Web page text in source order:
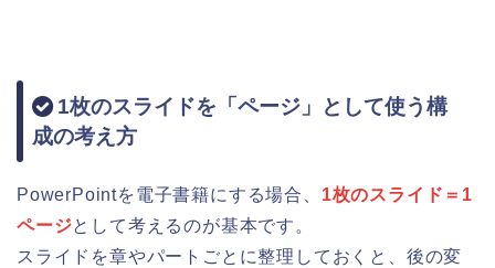
1枚のスライドを「ページ」として使う構
成の考え方
PowerPointを電子書籍にする場合、 1枚のスライド＝1
ページとして考えるのが基本です。
スライドを章やパートごとに整理しておくと、後の変